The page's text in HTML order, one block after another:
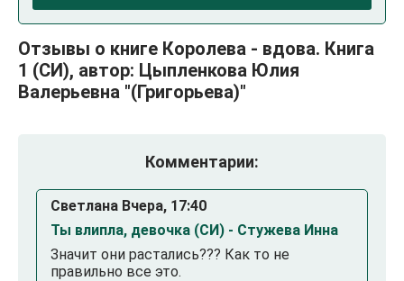
Отзывы о книге Королева - вдова. Книга
1 (СИ), автор: Цыпленкова Юлия
Валерьевна "(Григорьева)"
Комментарии:
Светлана Вчера, 17:40
Ты влипла, девочка (СИ) - Стужева Инна
Значит они растались??? Как то не
правильно все это.